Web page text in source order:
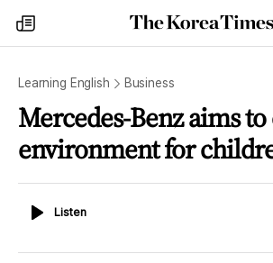
my
times
The
Korea
Learning English Business
Mercedes-Benz aims to
environment for
ListenListen